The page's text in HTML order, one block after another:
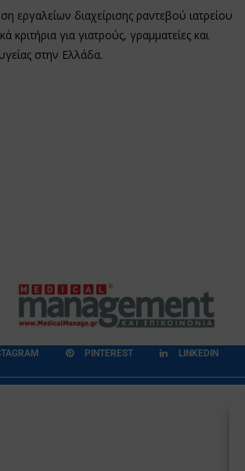
εργαλείων διαχείρισης ραντεβού ιατρείου
κριτήρια για γιατρούς, γραμματείες και
στην Ελλάδα.
PINTEREST LINKEDIN